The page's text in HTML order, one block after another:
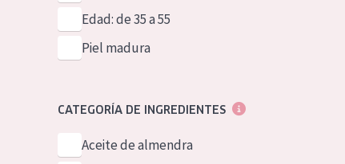
Edad: de 35 a 55
Piel madura
CATEGORÍA DE INGREDIENTES
Aceite de almendra